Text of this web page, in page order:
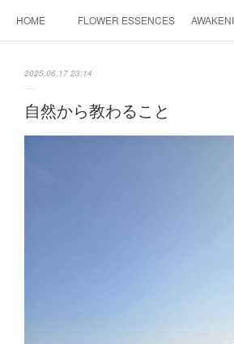
HOME FLOWER ESSENCES
INSTAGRAM
2025.06.17 23:14
自然から教わること